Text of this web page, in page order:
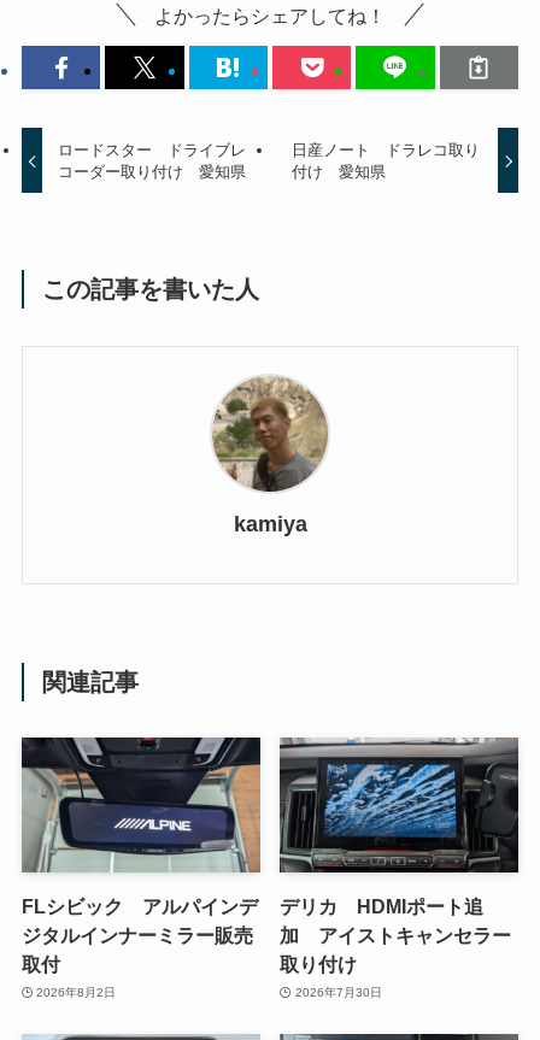
よかったらシェアしてね！
ロードスター ドライブレ
コーダー取り付け 愛知県
日産ノート ドラレコ取り
付け 愛知県
この記事を書いた人
kamiya
関連記事
FLシビック アルパインデ
ジタルインナーミラー販売
取付
2026年8月2日
デリカ HDMIポート追
加 アイストキャンセラー
取り付け
2026年7月30日